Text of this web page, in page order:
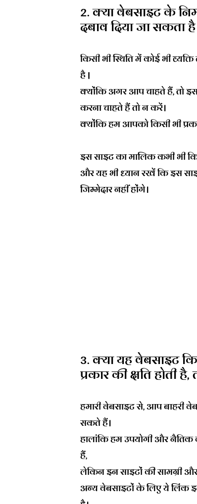
2. क्या वेबसाइट के
दबाव दिया जा सकता
किसी भी स्थिति में कोई भी
है |
क्योंकि अगर आप चाहते हैं, तो
करना चाहते हैं तो न करें।
क्योंकि हम आपको किसी भी
इस साइट का मालिक कभी भी
और यह भी ध्यान रखें कि इस
जिम्मेदार नहीं होंगे।
3. क्या यह वेबसाइट
प्रकार की क्षति होती
हमारी वेबसाइट से, आप बाहरी
सकते हैं।
हालांकि हम उपयोगी और
हैं,
लेकिन इन साइटों की सामग्री
अन्य वेबसाइटों के लिए ये लिंक